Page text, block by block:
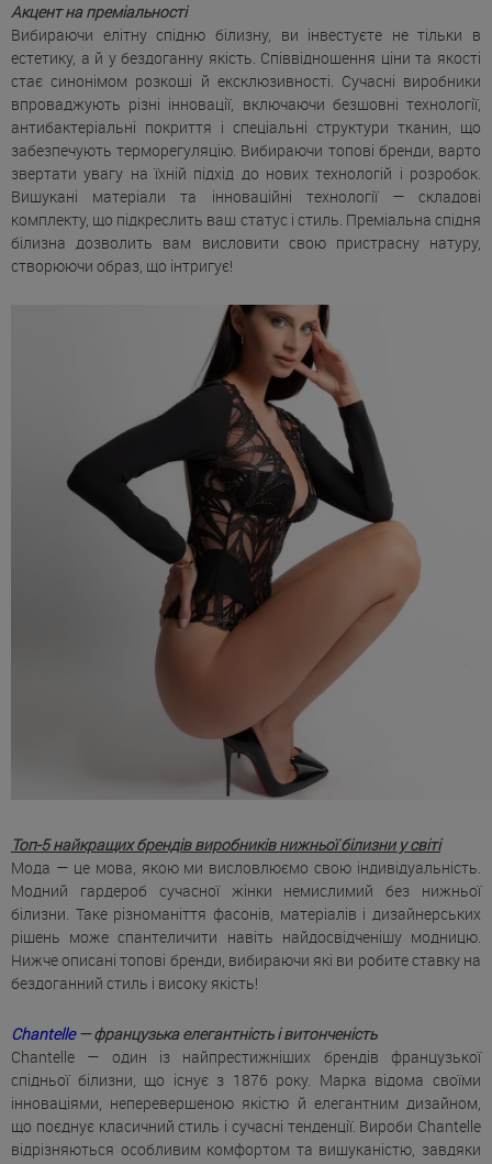
Акцент на преміальності
Вибираючи елітну спідню білизну, ви інвестуєте не тільки в
естетику, а й у бездоганну якість. Співвідношення ціни та якості
стає синонімом розкоші й ексклюзивності. Сучасні виробники
впроваджують різні інновації, включаючи безшовні технології,
антибактеріальні покриття і спеціальні структури тканин, що
забезпечують терморегуляцію. Вибираючи топові бренди, варто
звертати увагу на їхній підхід до нових технологій і розробок.
Вишукані матеріали та інноваційні технології — складові
комплекту, що підкреслить ваш статус і стиль. Преміальна спідня
білизна дозволить вам висловити свою пристрасну натуру,
створюючи образ, що інтригує!
Топ-5 найкращих брендів виробників нижньої білизни у світі
Мода — це мова, якою ми висловлюємо свою індивідуальність.
Модний гардероб сучасної жінки немислимий без нижньої
білизни. Таке різноманіття фасонів, матеріалів і дизайнерських
рішень може спантеличити навіть найдосвідченішу модницю.
Нижче описані топові бренди, вибираючи які ви робите ставку на
бездоганний стиль і високу якість!
Chantelle— французька елегантність і витонченість
Chantelle — один із найпрестижніших брендів французької
спідньої білизни, що існує з 1876 року. Марка відома своїми
інноваціями, неперевершеною якістю й елегантним дизайном,
що поєднує класичний стиль і сучасні тенденції. Вироби Chantelle
відрізняються особливим комфортом та вишуканістю, завдяки